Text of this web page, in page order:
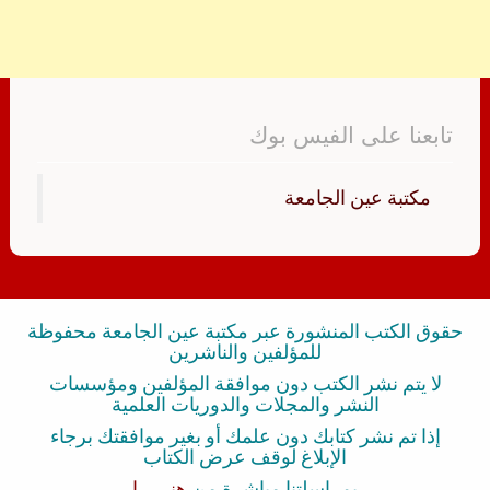
تابعنا على الفيس بوك
‏مكتبة عين الجامعة‏
حقوق الكتب المنشورة عبر مكتبة عين الجامعة محفوظة
للمؤلفين والناشرين
لا يتم نشر الكتب دون موافقة المؤلفين ومؤسسات
النشر والمجلات والدوريات العلمية
إذا تم نشر كتابك دون علمك أو بغير موافقتك برجاء
الإبلاغ لوقف عرض الكتاب